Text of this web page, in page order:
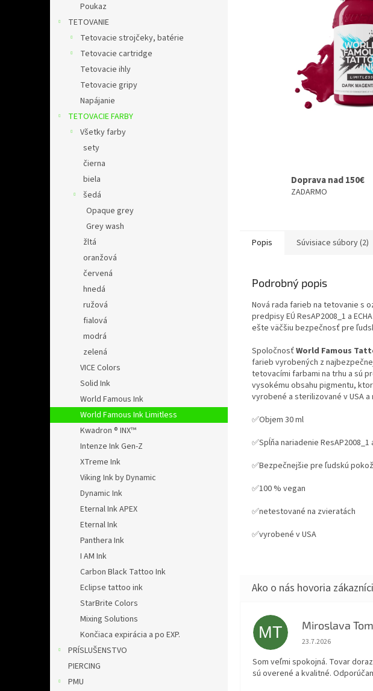
Poukaz
TETOVANIE
Tetovacie strojčeky, batérie
Tetovacie cartridge
Tetovacie ihly
Tetovacie gripy
Napájanie
TETOVACIE FARBY
Všetky farby
sety
čierna
biela
šedá
Opaque grey
Grey wash
žltá
oranžová
červená
hnedá
ružová
fialová
modrá
zelená
VICE Colors
Solid Ink
World Famous Ink
World Famous Ink Limitless
Kwadron ® INX™
Intenze Ink Gen-Z
XTreme Ink
Viking Ink by Dynamic
Dynamic Ink
Eternal Ink APEX
Eternal Ink
Panthera Ink
I AM Ink
Carbon Black Tattoo Ink
Eclipse tattoo ink
StarBrite Colors
Mixing Solutions
Končiaca expirácia a po EXP.
PRÍSLUŠENSTVO
PIERCING
PMU
Doprava nad 150€
ZADARMO
Popis Súvisiace súbory (2)
Podrobný popis
Nová rada farieb na tetovanie s
predpisy EÚ ResAP2008_1 a
ešte väčšiu bezpečnosť pre
Spoločnosť World Famous
farieb vyrobených z
tetovacími farbami na trhu a sú
vysokému obsahu pigmentu,
vyrobené a sterilizované v USA
✅Objem 30 ml
✅Spĺňa nariadenie ResAP2008_1
✅Bezpečnejšie pre ľudskú
✅100 % vegan
✅netestované na zvieratách
✅vyrobené v USA
MT Miroslava
Hodnotenie
23.7.2026
Som veľmi spokojná. Tovar
sú overené a kvalitné.